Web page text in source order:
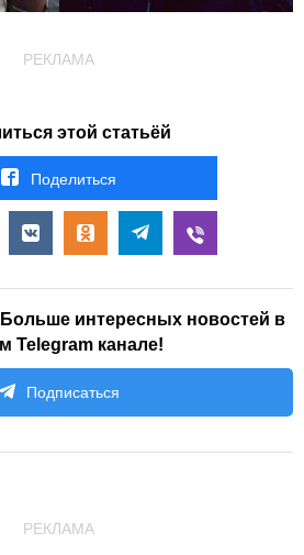
РЕКЛАМА
этой статьёй
Поделиться
интересных новостей в
Telegram канале!
Подписаться
РЕКЛАМА